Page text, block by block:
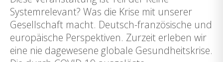
Systemrelevant? Was die Krise mit unserer
Gesellschaft macht. Deutsch-französische und
europäische Perspektiven. Zurzeit erleben wir
eine nie dagewesene globale Gesundheitskrise.